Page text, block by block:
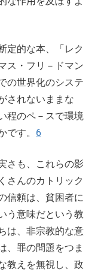
定的な本、「レク
ス・フリ－ドマン
の世界化のシステ
されないままな
程のペ－スで環境
です。 6
さも、これらの影
さんのカトリック
信頼は、貧困者に
う意味だという教
は、非宗教的な意
、罪の問題をつま
教えを無視し、政